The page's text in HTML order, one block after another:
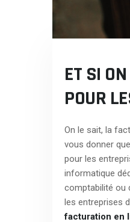
ET SI
POUR
On le sait, la
vous donner
pour les
informatique
comptabilité ou
les entreprises
facturation en